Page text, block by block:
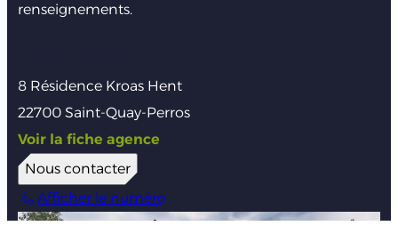
renseignements.
8 Résidence Kroas Hent
22700 Saint-Quay-Perros
Voir la fiche agence
Nous contacter
Afficher le numéro